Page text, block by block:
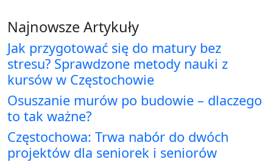
Najnowsze Artykuły
Jak przygotować się do matury bez
stresu? Sprawdzone metody nauki z
kursów w Częstochowie
Osuszanie murów po budowie – dlaczego
to tak ważne?
Częstochowa: Trwa nabór do dwóch
projektów dla seniorek i seniorów